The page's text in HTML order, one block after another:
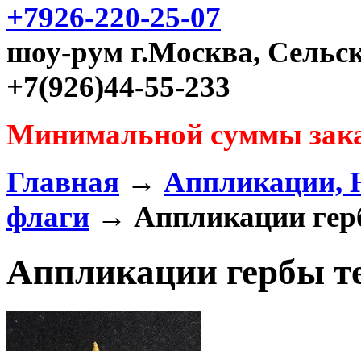
+7926-220-25-07
шоу-рум г.Москва,
+7(926)44-55-233
Минимальной суммы
Главная → Аппликации,
флаги → Аппликации
Аппликации гербы